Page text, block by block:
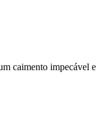
caimento impecável e